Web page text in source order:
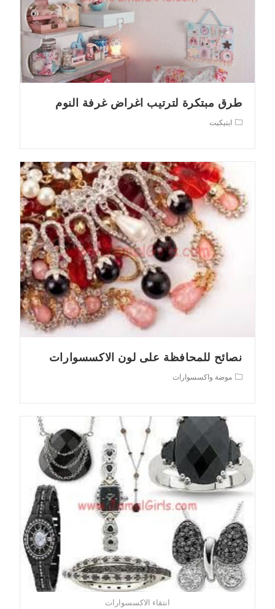
طرق مبتكرة لترتيب اغراض غرفة النوم
Postايتيكيت
نصائح للمحافظة على لون الاكسسوارات
Postموضة واكسسوارات
انتقاء الاكسسوارات